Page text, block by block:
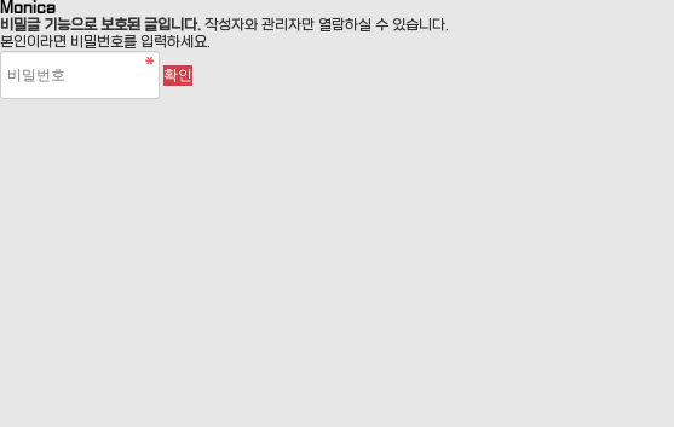
Monica
비밀글 기능으로 보호된 글입니다. 작성자와 관리자만 열람하실 수 있습니다.
본인이라면 비밀번호를 입력하세요.